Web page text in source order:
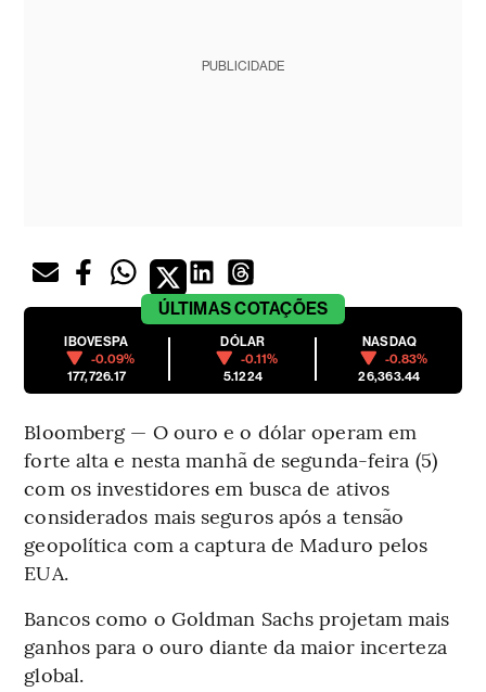
PUBLICIDADE
ÚLTIMASCOTAÇÕES
IBOVESPA
-0.09%
177,726.17
DÓLAR
-0.11%
5.1224
NASDAQ
-0.83%
26,363.44
Bloomberg — O ouro e o dólar operam em
forte alta e nesta manhã de segunda-feira (5)
com os investidores em busca de ativos
considerados mais seguros após a tensão
geopolítica com a captura de Maduro pelos
EUA.
Bancos como o Goldman Sachs projetam mais
ganhos para o ouro diante da maior incerteza
global.